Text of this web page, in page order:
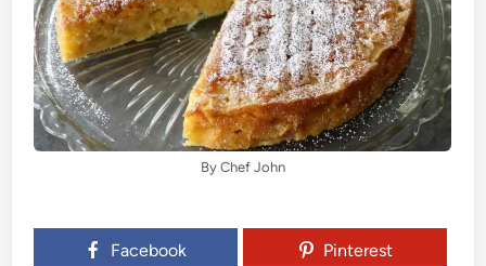
By Chef John
Facebook Pinterest